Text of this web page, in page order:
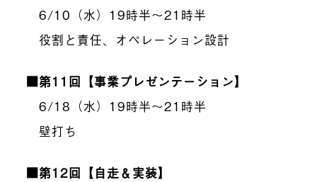
6/10（水）19時半〜21時半
役割と責任、オペレーション設計
■第11回【事業プレゼンテーション】
6/18（水）19時半〜21時半
壁打ち
■第12回【自走＆実装】